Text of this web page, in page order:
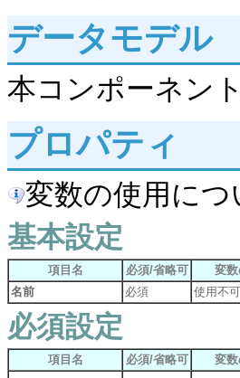
データモデル
本コンポーネン
プロパティ
変数の使用につ
基本設定
項目名 必須/省略可
変数
名前
必須 使用不可
必須設定
項目名 必須/省略可 変数